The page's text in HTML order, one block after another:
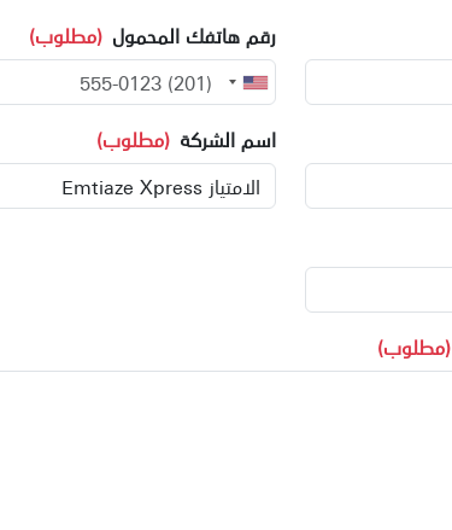
رقم هاتفك المحمول (مطلوب)
اسم الشركة (مطلوب)
(مطلوب)